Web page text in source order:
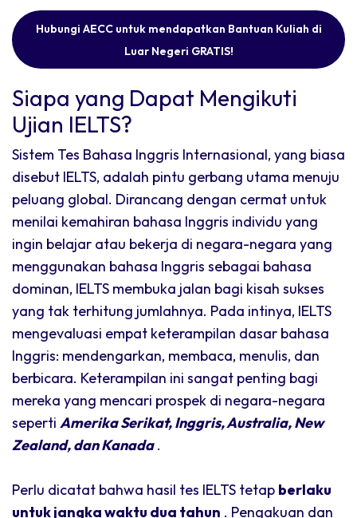
Hubungi AECC untuk mendapatkan Bantuan Kuliah di
Luar Negeri GRATIS!
Siapa yang Dapat Mengikuti
Ujian IELTS?
Sistem Tes Bahasa Inggris Internasional, yang biasa
disebut IELTS, adalah pintu gerbang utama menuju
peluang global. Dirancang dengan cermat untuk
menilai kemahiran bahasa Inggris individu yang
ingin belajar atau bekerja di negara-negara yang
menggunakan bahasa Inggris sebagai bahasa
dominan, IELTS membuka jalan bagi kisah sukses
yang tak terhitung jumlahnya. Pada intinya, IELTS
mengevaluasi empat keterampilan dasar bahasa
Inggris: mendengarkan, membaca, menulis, dan
berbicara. Keterampilan ini sangat penting bagi
mereka yang mencari prospek di negara-negara
seperti Amerika Serikat, Inggris, Australia, New
Zealand, dan Kanada.
Perlu dicatat bahwa hasil tes IELTS tetap berlaku
untuk jangka waktu dua tahun . Pengakuan dan